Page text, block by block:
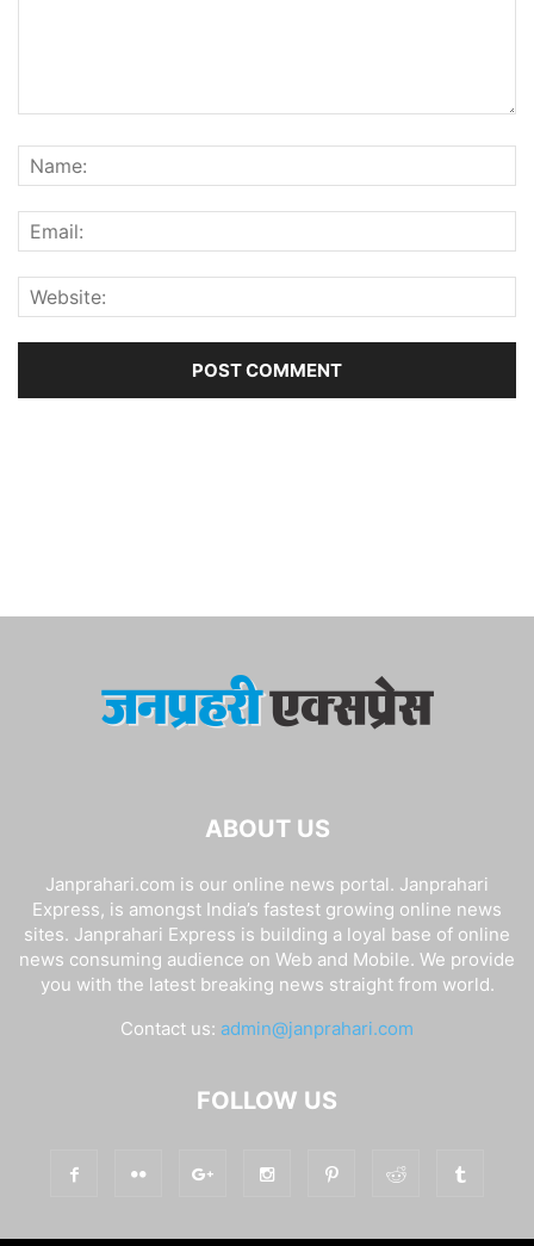
ABOUT US
Janprahari.com is our online news portal. Janprahari
Express, is amongst India’s fastest growing online news
sites. Janprahari Express is building a loyal base of online
news consuming audience on Web and Mobile. We provide
you with the latest breaking news straight from world.
Contact us: admin@janprahari.com
FOLLOW US